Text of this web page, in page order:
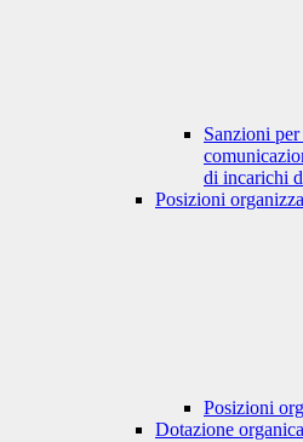
Sanzioni
di incarichi
Posizioni
Posizioni
Dotazione organica